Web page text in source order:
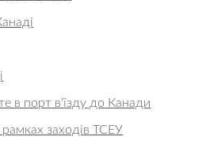
в порт в'їзду до Канади
заходів ТСЕУ